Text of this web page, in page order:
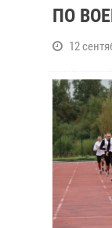
ПО
12